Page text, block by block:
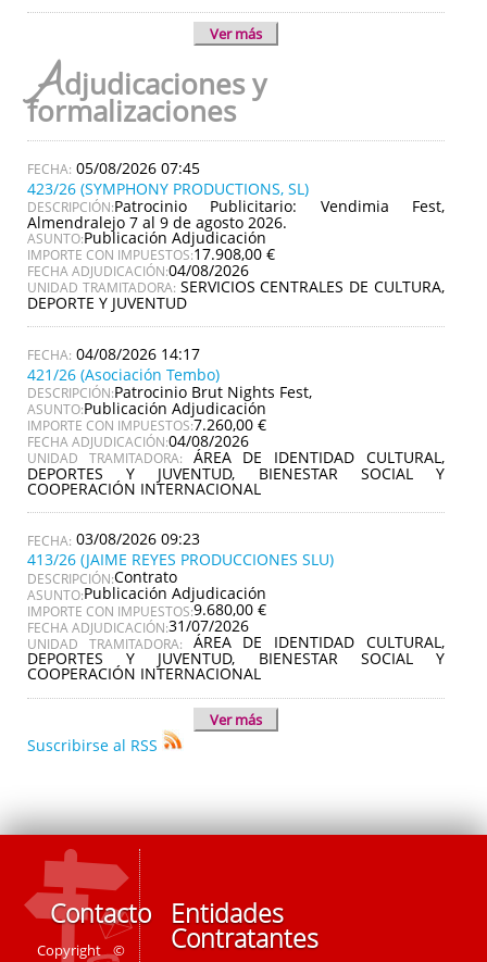
Ver más
Adjudicaciones y
formalizaciones
05/08/2026 07:45
423/26 (SYMPHONY PRODUCTIONS, SL)
DESCRIPCIÓN:Patrocinio Publicitario: Vendimia Fest,
Almendralejo 7 al 9 de agosto 2026.
ASUNTO:Publicación Adjudicación
IMPORTE CON IMPUESTOS:17.908,00 €
FECHA ADJUDICACIÓN:04/08/2026
UNIDAD TRAMITADORA: SERVICIOS CENTRALES DE CULTURA,
DEPORTE Y JUVENTUD
04/08/2026 14:17
421/26 (Asociación Tembo)
DESCRIPCIÓN:Patrocinio Brut Nights Fest,
ASUNTO:Publicación Adjudicación
IMPORTE CON IMPUESTOS:7.260,00 €
FECHA ADJUDICACIÓN:04/08/2026
UNIDAD TRAMITADORA: ÁREA DE IDENTIDAD CULTURAL,
DEPORTES Y JUVENTUD, BIENESTAR SOCIAL Y
COOPERACIÓN INTERNACIONAL
03/08/2026 09:23
413/26 (JAIME REYES PRODUCCIONES SLU)
DESCRIPCIÓN:Contrato
ASUNTO:Publicación Adjudicación
IMPORTE CON IMPUESTOS:9.680,00 €
FECHA ADJUDICACIÓN:31/07/2026
UNIDAD TRAMITADORA: ÁREA DE IDENTIDAD CULTURAL,
DEPORTES Y JUVENTUD, BIENESTAR SOCIAL Y
COOPERACIÓN INTERNACIONAL
Ver más
Suscribirse al RSS
Contacto
Copyright ©
Entidades
Contratantes